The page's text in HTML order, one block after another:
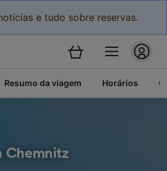
e tudo sobre reservas.
Resumo da viagem Horários
Chemnitz